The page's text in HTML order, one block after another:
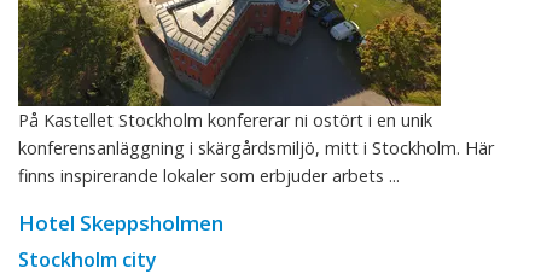
På Kastellet Stockholm konfererar ni ostört i en unik
konferensanläggning i skärgårdsmiljö, mitt i Stockholm. Här
finns inspirerande lokaler som erbjuder arbets ...
Hotel Skeppsholmen
Stockholm city